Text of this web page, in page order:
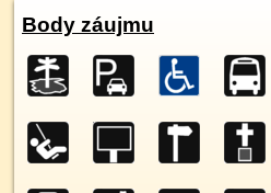
Body záujmu